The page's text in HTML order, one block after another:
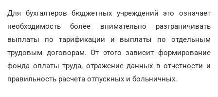
Для бухгалтеров бюджетных учреждений это означает
необходимость более внимательно разграничивать
выплаты по тарификации и выплаты по отдельным
трудовым договорам. От этого зависит формирование
фонда оплаты труда, отражение данных в отчетности и
правильность расчета отпускных и больничных.